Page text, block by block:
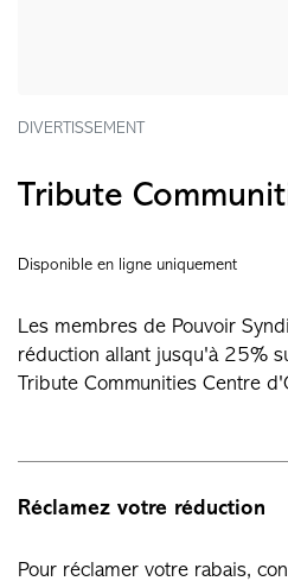
DIVERTISSEMENT
Tribute
Disponible en ligne uniquement
Les membres de Pouvoir
réduction allant jusqu'à 25%
Tribute Communities Centre
Réclamez votre réduction
Pour réclamer votre rabais,